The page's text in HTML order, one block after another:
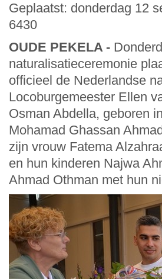
Geplaatst: donderdag 12
6430
OUDE PEKELA -
naturalisatieceremonie
officieel de Nederlandse
Locoburgemeester Ellen
Osman Abdella, geboren
Mohamad Ghassan
zijn vrouw Fatema
en hun kinderen Najwa
Ahmad Othman met hun